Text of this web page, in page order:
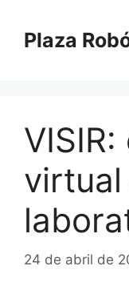
contenido
Plaza
virtual
24 de abril de